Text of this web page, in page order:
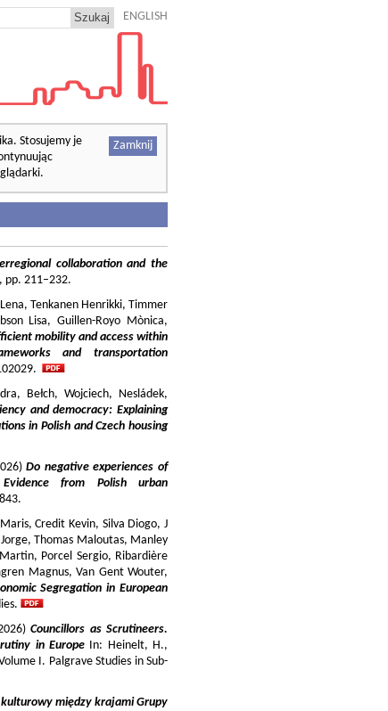
ENGLISH
Zamknij
Stosujemy je
collaboration and the
pp. 211–232.
Tenkanen Henrikki, Timmer
Lisa, Guillen-Royo Mònica,
mobility and access within
and transportation
Bełch, Wojciech, Nesládek,
and democracy: Explaining
in Polish and Czech housing
Do negative experiences of
from Polish urban
Credit Kevin, Silva Diogo, J
Thomas Maloutas, Manley
Porcel Sergio, Ribardière
Magnus, Van Gent Wouter,
Segregation in European
Councillors as Scrutineers.
in EuropeIn: Heinelt, H.,
I. Palgrave Studies in Sub-
kulturowy między krajami Grupy